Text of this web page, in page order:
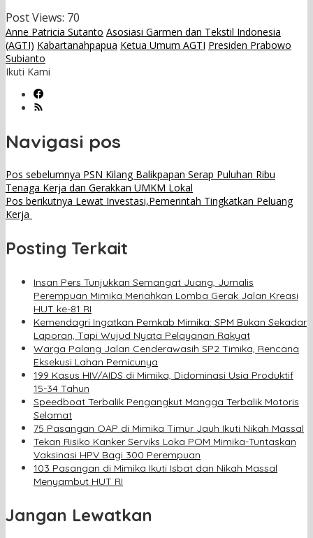
Post Views: 70
Anne Patricia Sutanto Asosiasi Garmen dan Tekstil Indonesia
(AGTI) Kabartanahpapua Ketua Umum AGTI Presiden Prabowo
Subianto
Ikuti Kami
Navigasi pos
Pos sebelumnya PSN Kilang Balikpapan Serap Puluhan Ribu
Tenaga Kerja dan Gerakkan UMKM Lokal
Pos berikutnya Lewat Investasi,Pemerintah Tingkatkan Peluang
Kerja
Posting Terkait
Insan Pers Tunjukkan Semangat Juang, Jurnalis
Perempuan Mimika Meriahkan Lomba Gerak Jalan Kreasi
HUT ke-81 RI
Kemendagri Ingatkan Pemkab Mimika: SPM Bukan Sekadar
Laporan, Tapi Wujud Nyata Pelayanan Rakyat
Warga Palang Jalan Cenderawasih SP2 Timika, Rencana
Eksekusi Lahan Pemicunya
199 Kasus HIV/AIDS di Mimika, Didominasi Usia Produktif
15-34 Tahun
Speedboat Terbalik Pengangkut Mangga Terbalik Motoris
Selamat
75 Pasangan OAP di Mimika Timur Jauh Ikuti Nikah Massal
Tekan Risiko Kanker Serviks Loka POM Mimika-Tuntaskan
Vaksinasi HPV Bagi 300 Perempuan
103 Pasangan di Mimika Ikuti Isbat dan Nikah Massal
Menyambut HUT RI
Jangan Lewatkan